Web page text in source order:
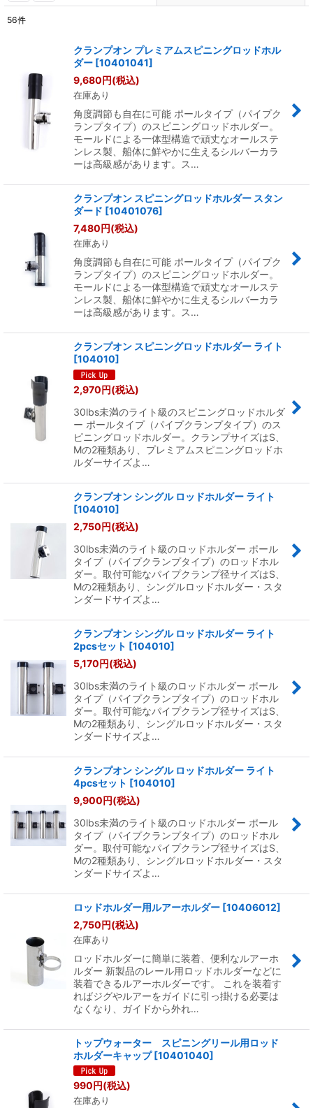
表示数
並び順:
絞り込む
56件
クランプオン プレミアムスピニングロッドホル
ダー [10401041]
9,680円(税込)
在庫あり
角度調節も自在に可能 ポールタイプ（パイプク
ランプタイプ）のスピニングロッドホルダー。
モールドによる一体型構造で頑丈なオールステ
ンレス製、船体に鮮やかに生えるシルバーカラ
ーは高級感があります。ス…
クランプオン スピニングロッドホルダー スタン
ダード [10401076]
7,480円(税込)
在庫あり
角度調節も自在に可能 ポールタイプ（パイプク
ランプタイプ）のスピニングロッドホルダー。
モールドによる一体型構造で頑丈なオールステ
ンレス製、船体に鮮やかに生えるシルバーカラ
ーは高級感があります。ス…
クランプオン スピニングロッドホルダー ライト
[104010]
2,970円(税込)
30lbs未満のライト級のスピニングロッドホルダ
ー ポールタイプ（パイプクランプタイプ）のス
ピニングロッドホルダー。クランプサイズはS、
Mの2種類あり、プレミアムスピニングロッドホ
ルダーサイズよ…
クランプオン シングル ロッドホルダー ライト
[104010]
2,750円(税込)
30lbs未満のライト級のロッドホルダー ポール
タイプ（パイプクランプタイプ）のロッドホル
ダー。取付可能なパイプクランプ径サイズはS、
Mの2種類あり、シングルロッドホルダー・スタ
ンダードサイズよ…
クランプオン シングル ロッドホルダー ライト
2pcsセット [104010]
5,170円(税込)
30lbs未満のライト級のロッドホルダー ポール
タイプ（パイプクランプタイプ）のロッドホル
ダー。取付可能なパイプクランプ径サイズはS、
Mの2種類あり、シングルロッドホルダー・スタ
ンダードサイズよ…
クランプオン シングル ロッドホルダー ライト
4pcsセット [104010]
9,900円(税込)
30lbs未満のライト級のロッドホルダー ポール
タイプ（パイプクランプタイプ）のロッドホル
ダー。取付可能なパイプクランプ径サイズはS、
Mの2種類あり、シングルロッドホルダー・スタ
ンダードサイズよ…
ロッドホルダー用ルアーホルダー [10406012]
2,750円(税込)
在庫あり
ロッドホルダーに簡単に装着、便利なルアーホ
ルダー 新製品のレール用ロッドホルダーなどに
装着できるルアーホルダーです。 これを装着す
ればジグやルアーをガイドに引っ掛ける必要は
なくなり、ガイドから外れ…
トップウォーター スピニングリール用ロッド
ホルダーキャップ [10401040]
990円(税込)
在庫あり